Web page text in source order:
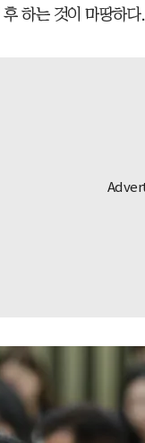
하는 것이 마땅하다.